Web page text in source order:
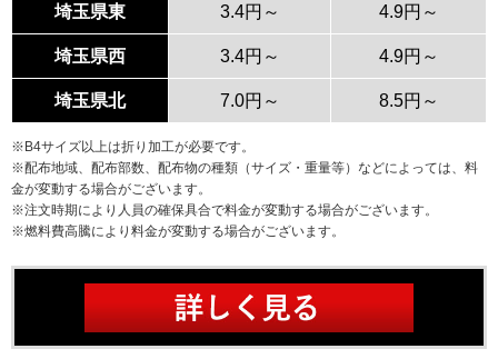
埼玉県東 3.4円～ 4.9円～
埼玉県西 3.4円～ 4.9円～
埼玉県北 7.0円～ 8.5円～
※B4サイズ以上は折り加工が必要です。
※配布地域、配布部数、配布物の種類（サイズ・重量等）などによっては、料
金が変動する場合がございます。
※注文時期により人員の確保具合で料金が変動する場合がございます。
※燃料費高騰により料金が変動する場合がございます。